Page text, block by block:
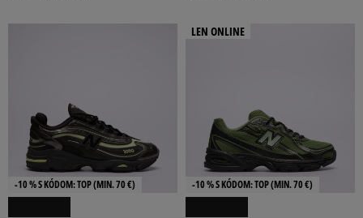
-10 % S KÓDOM: TOP (MIN. 70 €)
LEN ONLINE
-10 % S KÓDOM: TOP (MIN. 70 €)